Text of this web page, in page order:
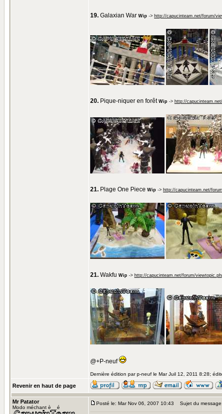
19. Galaxian War Wip -> http://capucinteam.net/forum/
20. Pique-niquer en forêt Wip -> http://
21. Plage One Piece Wip -> http://capucinteam.net/
21. Wakfu Wip -> http://capucinteam.net/forum/
@+P-neuf
Dernière édition par p-neuf le Mar Juil 12, 2011 8:28;
Revenir en haut de page
Mr Patator
Modo méchant è__é
Posté le: Mar Nov 06, 2007 10:43 Sujet du